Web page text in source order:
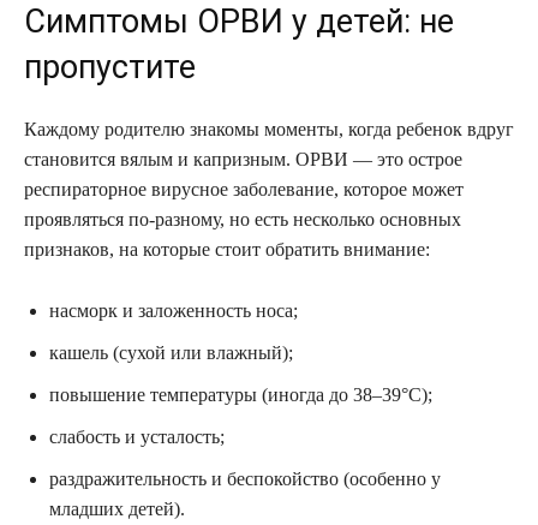
Симптомы ОРВИ у детей: не
пропустите
Каждому родителю знакомы моменты, когда ребенок вдруг
становится вялым и капризным. ОРВИ — это острое
респираторное вирусное заболевание, которое может
проявляться по-разному, но есть несколько основных
признаков, на которые стоит обратить внимание:
насморк и заложенность носа;
кашель (сухой или влажный);
повышение температуры (иногда до 38–39°C);
слабость и усталость;
раздражительность и беспокойство (особенно у
младших детей).